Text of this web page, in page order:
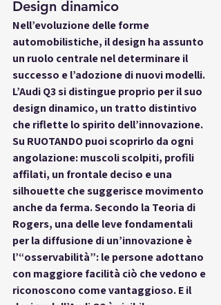
Design dinamico
Nell’evoluzione delle forme
automobilistiche, il design ha assunto
un ruolo centrale nel determinare il
successo e l’adozione di nuovi modelli.
L’Audi Q3 si distingue proprio per il suo
design dinamico, un tratto distintivo
che riflette lo spirito dell’innovazione.
Su RUOTANDO puoi scoprirlo da ogni
angolazione: muscoli scolpiti, profili
affilati, un frontale deciso e una
silhouette che suggerisce movimento
anche da ferma. Secondo la Teoria di
Rogers, una delle leve fondamentali
per la diffusione di un’innovazione è
l’“osservabilità”: le persone adottano
con maggiore facilità ciò che vedono e
riconoscono come vantaggioso. E il